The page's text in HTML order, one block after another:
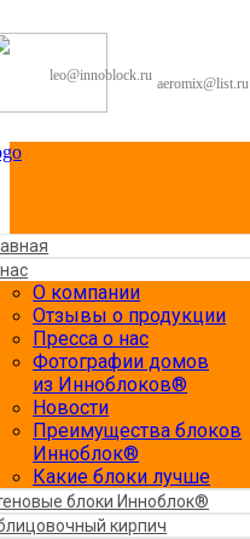
leo@innoblock.ru aeromix@list.ru
О компании
Отзывы о продукции
Пресса о нас
Фотографии домов
из Инноблоков®
Новости
Преимущества блоков
Инноблок®
Какие блоки лучше
блоки Инноблок®
кирпич